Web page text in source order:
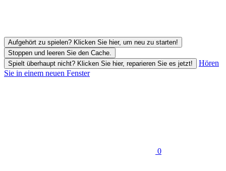
Aufgehört zu spielen? Klicken Sie hier, um neu zu starten!
Stoppen und leeren Sie den Cache.
Spielt überhaupt nicht? Klicken Sie hier, reparieren Sie es jetzt!
Hören
Sie in einem neuen Fenster
0